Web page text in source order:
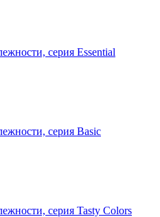
серия Essential
серия Basic
серия Tasty Colors